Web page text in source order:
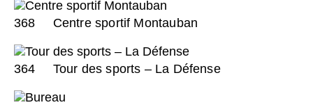
368 Centre sportif Montauban
364 Tour des sports – La Défense